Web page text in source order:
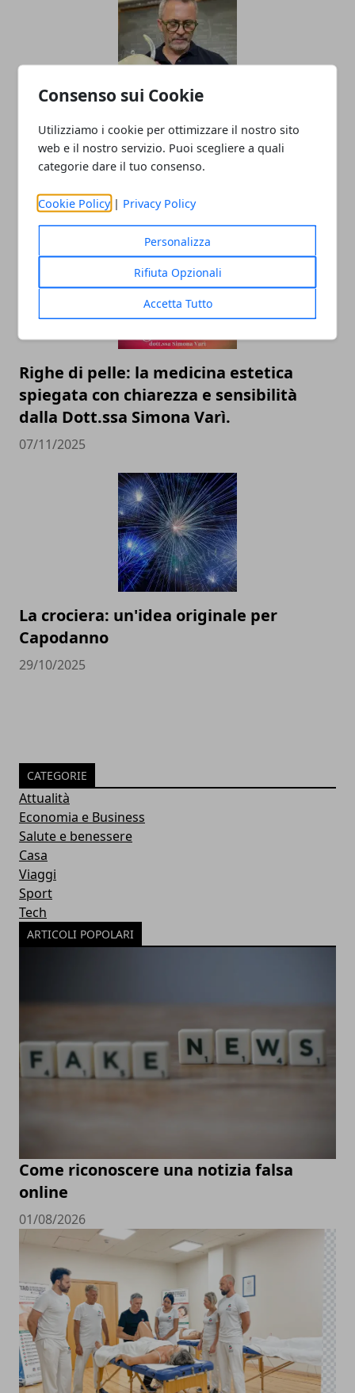
Consenso sui Cookie
Utilizziamo i cookie per ottimizzare il nostro sito
web e il nostro servizio. Puoi scegliere a quali
categorie dare il tuo consenso.
Cookie Policy | Privacy Policy
Personalizza
Rifiuta Opzionali
Accetta Tutto
Il professor Nuzzolese, a Torino come a
Bari: scienza e diritti umani nel nome
dell’identità perduta
20/11/2025
Righe di pelle: la medicina estetica
spiegata con chiarezza e sensibilità
dalla Dott.ssa Simona Varì.
07/11/2025
La crociera: un'idea originale per
Capodanno
29/10/2025
CATEGORIE
Attualità
Economia e Business
Salute e benessere
Casa
Viaggi
Sport
Tech
ARTICOLI POPOLARI
Come riconoscere una notizia falsa
online
01/08/2026